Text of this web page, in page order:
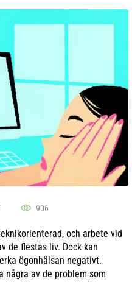
906
och arbete vid
de flestas liv. Dock kan
ögonhälsan negativt.
några av de problem som